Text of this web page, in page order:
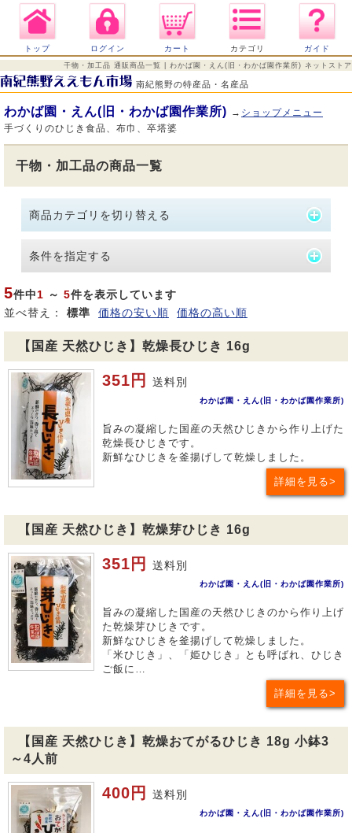
トップ ログイン カート カテゴリ ガイド
干物・加工品 通販商品一覧 | わかば園・えん(旧・わかば園作業所) ネットストア
南紀熊野の特産品・名産品
わかば園・えん(旧・わかば園作業所) → ショップメニュー
手づくりのひじき食品、布巾、卒塔婆
干物・加工品の商品一覧
商品カテゴリを切り替える
条件を指定する
5件中1 ～ 5件を表示しています
並べ替え：
標準 価格の安い順 価格の高い順
【国産 天然ひじき】乾燥長ひじき 16g
351円 送料別
わかば園・えん(旧・わかば園作業所)
旨みの凝縮した国産の天然ひじきから作り上げた
乾燥長ひじきです。
新鮮なひじきを釜揚げして乾燥しました。
詳細を見る
【国産 天然ひじき】乾燥芽ひじき 16g
351円 送料別
わかば園・えん(旧・わかば園作業所)
旨みの凝縮した国産の天然ひじきのから作り上げ
た乾燥芽ひじきです。
新鮮なひじきを釜揚げして乾燥しました。
「米ひじき」、「姫ひじき」とも呼ばれ、ひじき
ご飯に…
詳細を見る
【国産 天然ひじき】乾燥おてがるひじき 18g 小鉢3
～4人前
400円 送料別
わかば園・えん(旧・わかば園作業所)